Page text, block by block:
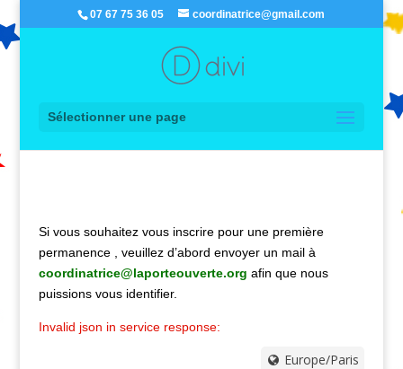
07 67 75 36 05 coordinatrice@gmail.com
Sélectionner une page
Si vous souhaitez vous inscrire pour une première
permanence , veuillez d’abord envoyer un mail à
coordinatrice@laporteouverte.org afin que nous
puissions vous identifier.
Invalid json in service response:
Europe/Paris